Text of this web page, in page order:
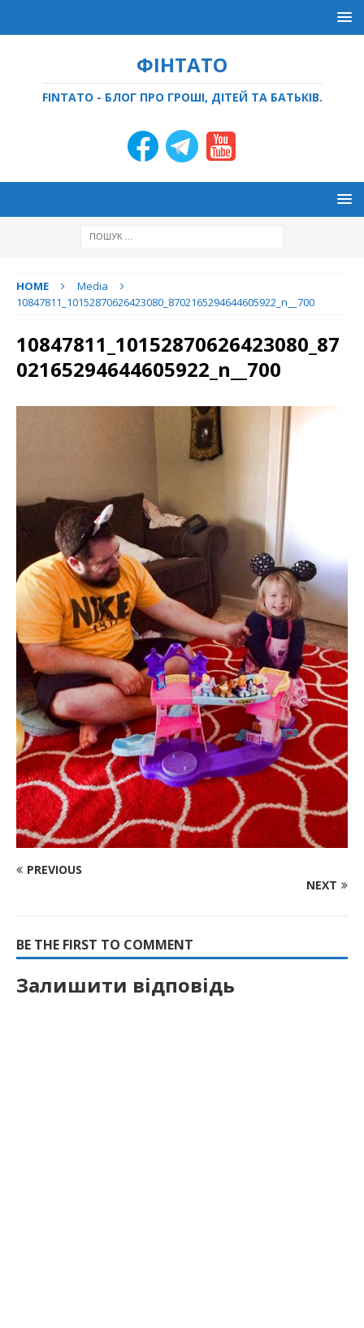
ФІНТАТО
FINTATO - БЛОГ ПРО ГРОШІ, ДІТЕЙ ТА БАТЬКІВ.
HOME
Media
10847811_10152870626423080_8702165294644605922_n__700
10847811_10152870626423080_87
02165294644605922_n__700
PREVIOUS
NEXT
BE THE FIRST TO COMMENT
Залишити відповідь